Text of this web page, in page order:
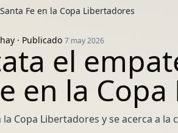
Fe en la Copa Libertadores
· Publicado 7 may 2026
el
en la
Copa Libertadores y se acerca a la